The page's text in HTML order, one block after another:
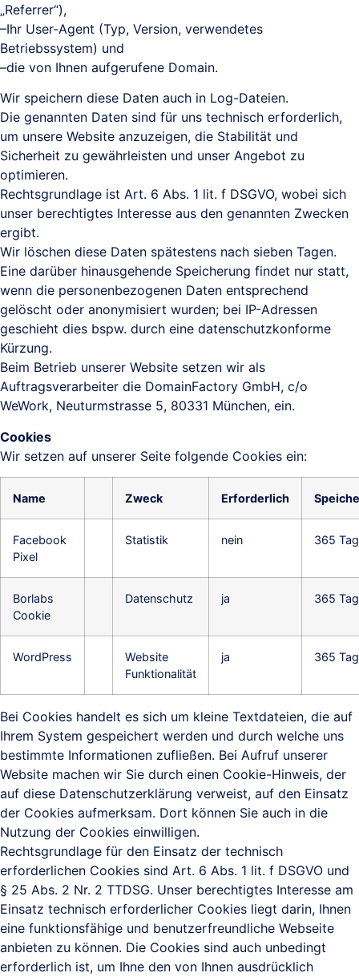
„Referrer“),
–Ihr User-Agent (Typ, Version, verwendetes
Betriebssystem) und
–die von Ihnen aufgerufene Domain.
Wir speichern diese Daten auch in Log-Dateien.
Die genannten Daten sind für uns technisch erforderlich,
um unsere Website anzuzeigen, die Stabilität und
Sicherheit zu gewährleisten und unser Angebot zu
optimieren.
Rechtsgrundlage ist Art. 6 Abs. 1 lit. f DSGVO, wobei sich
unser berechtigtes Interesse aus den genannten Zwecken
ergibt.
Wir löschen diese Daten spätestens nach sieben Tagen.
Eine darüber hinausgehende Speicherung findet nur statt,
wenn die personenbezogenen Daten entsprechend
gelöscht oder anonymisiert wurden; bei IP-Adressen
geschieht dies bspw. durch eine datenschutzkonforme
Kürzung.
Beim Betrieb unserer Website setzen wir als
Auftragsverarbeiter die DomainFactory GmbH, c/o
WeWork, Neuturmstrasse 5, 80331 München, ein.
Cookies
Wir setzen auf unserer Seite folgende Cookies ein:
Name Zweck Erforderlich
Facebook
Pixel
Statistik nein 365
Borlabs
Cookie
Datenschutz ja 365
WordPress
Website
Funktionalität
ja 365
Bei Cookies handelt es sich um kleine Textdateien, die auf
Ihrem System gespeichert werden und durch welche uns
bestimmte Informationen zufließen. Bei Aufruf unserer
Website machen wir Sie durch einen Cookie-Hinweis, der
auf diese Datenschutzerklärung verweist, auf den Einsatz
der Cookies aufmerksam. Dort können Sie auch in die
Nutzung der Cookies einwilligen.
Rechtsgrundlage für den Einsatz der technisch
erforderlichen Cookies sind Art. 6 Abs. 1 lit. f DSGVO und
§ 25 Abs. 2 Nr. 2 TTDSG. Unser berechtigtes Interesse am
Einsatz technisch erforderlicher Cookies liegt darin, Ihnen
eine funktionsfähige und benutzerfreundliche Webseite
anbieten zu können. Die Cookies sind auch unbedingt
erforderlich ist, um Ihne den von Ihnen ausdrücklich